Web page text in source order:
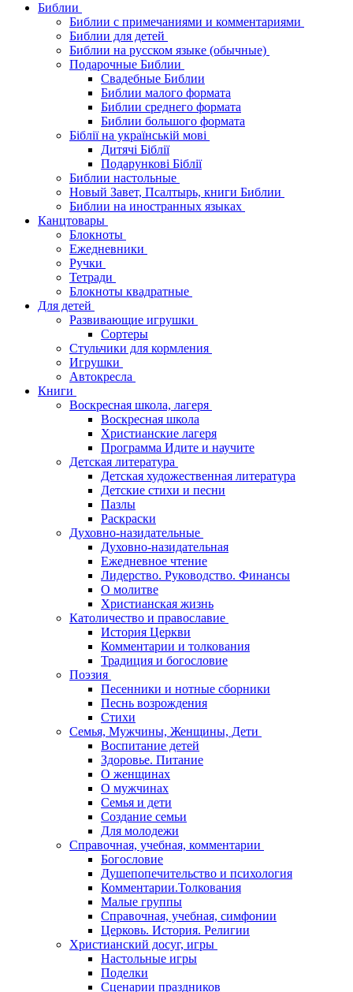
Библии
Библии с примечаниями и комментариями
Библии для детей
Библии на русском языке (обычные)
Подарочные Библии
Свадебные Библии
Библии малого формата
Библии среднего формата
Библии большого формата
Біблії на українській мові
Дитячі Біблії
Подарункові Біблії
Библии настольные
Новый Завет, Псалтырь, книги Библии
Библии на иностранных языках
Канцтовары
Блокноты
Ежедневники
Ручки
Тетради
Блокноты квадратные
Для детей
Развивающие игрушки
Сортеры
Стульчики для кормления
Игрушки
Автокресла
Книги
Воскресная школа, лагеря
Воскресная школа
Христианские лагеря
Программа Идите и научите
Детская литература
Детская художественная литература
Детские стихи и песни
Пазлы
Раскраски
Духовно-назидательные
Духовно-назидательная
Ежедневное чтение
Лидерство. Руководство. Финансы
О молитве
Христианская жизнь
Католичество и православие
История Церкви
Комментарии и толкования
Традиция и богословие
Поэзия
Песенники и нотные сборники
Песнь возрождения
Стихи
Семья, Мужчины, Женщины, Дети
Воспитание детей
Здоровье. Питание
О женщинах
О мужчинах
Семья и дети
Создание семьи
Для молодежи
Справочная, учебная, комментарии
Богословие
Душепопечительство и психология
Комментарии.Толкования
Малые группы
Справочная, учебная, симфонии
Церковь. История. Религии
Христианский досуг, игры
Настольные игры
Поделки
Сценарии праздников